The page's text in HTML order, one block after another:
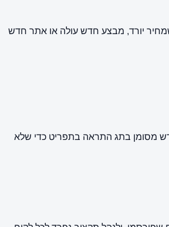
יורד, מבצע חדש עולה או אתר חדש
חדש מסומן בתג התראה בתפריט כדי שלא